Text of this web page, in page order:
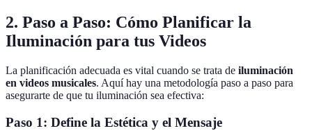
2. Paso a Paso: Cómo Planificar la
Iluminación para tus Videos
La planificación adecuada es vital cuando se trata de iluminación
en videos musicales. Aquí hay una metodología paso a paso para
asegurarte de que tu iluminación sea efectiva:
Paso 1: Define la Estética y el Mensaje